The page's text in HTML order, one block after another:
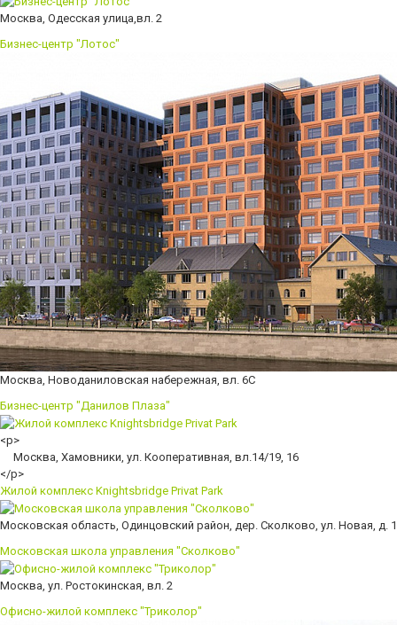
Москва, Одесская улица,вл. 2
Бизнес-центр "Лотос"
Москва, Новоданиловская набережная, вл. 6С
Бизнес-центр "Данилов Плаза"
<p>
Москва, Хамовники, ул. Кооперативная, вл.14/19, 16
</p>
Жилой комплекс Knightsbridge Privat Park
Московская область, Одинцовский район, дер. Сколково, ул. Новая, д.
Московская школа управления "Сколково"
Москва, ул. Ростокинская, вл. 2
Офисно-жилой комплекс "Триколор"